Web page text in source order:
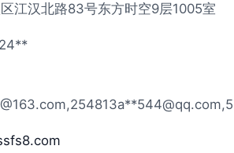
江汉北路83号东方时空9层1005室
,254813a**544@qq.com